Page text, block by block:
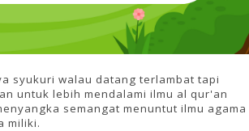
syukuri walau datang terlambat tapi
untuk lebih mendalami ilmu al qur'an
semangat menuntut ilmu agama
miliki.